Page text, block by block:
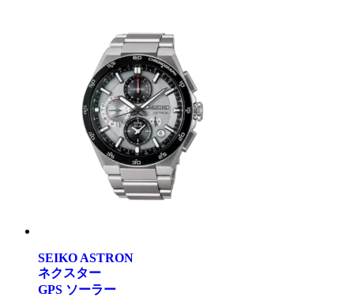
SEIKO ASTRON
ネクスター
GPS ソーラー